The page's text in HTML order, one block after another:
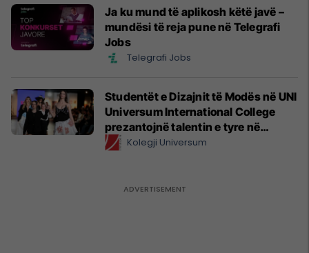
Ja ku mund të aplikosh këtë javë –
mundësi të reja pune në Telegrafi
Jobs
Telegrafi Jobs
Studentët e Dizajnit të Modës në UNI
Universum International College
prezantojnë talentin e tyre në
Prishtina Fashion Night
Kolegji Universum